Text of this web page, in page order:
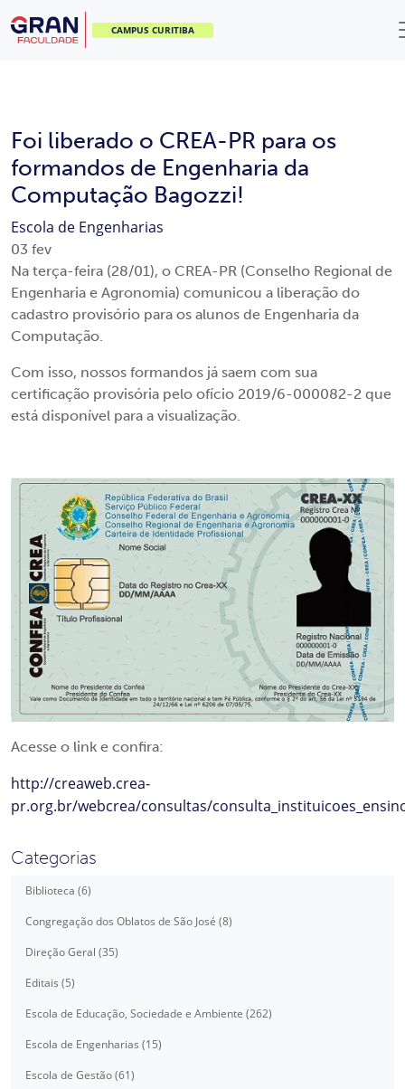
CAMPUS CURITIBA
Foi liberado o CREA-PR para os
formandos de Engenharia da
Computação Bagozzi!
Escola de Engenharias
03 fev
Na terça-feira (28/01), o CREA-PR (Conselho Regional de
Engenharia e Agronomia) comunicou a liberação do
cadastro provisório para os alunos de Engenharia da
Computação.
Com isso, nossos formandos já saem com sua
certificação provisória pelo ofício 2019/6-000082-2 que
está disponível para a visualização.
Acesse o link e confira:
http://creaweb.crea-
pr.org.br/webcrea/consultas/
Categorias
Biblioteca (6)
Congregação dos Oblatos de São José (8)
Direção Geral (35)
Editais (5)
Escola de Educação, Sociedade e Ambiente (262)
Escola de Engenharias (15)
Escola de Gestão (61)